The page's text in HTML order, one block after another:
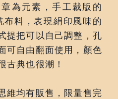
章為元素，手工裁版的
布料，表現絹印風味的
提把可以自己調整，孔
可自由翻面使用，顏色
古典也很潮！
維均有販售，限量售完